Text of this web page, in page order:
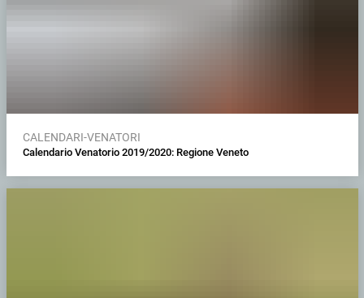
CALENDARI-VENATORI
Calendario Venatorio 2019/2020: Regione Veneto